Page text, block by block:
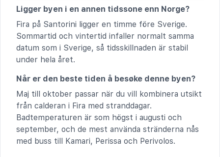
Ligger byen i en annen tidssone enn Norge?
Fira på Santorini ligger en timme före Sverige.
Sommartid och vintertid infaller normalt samma
datum som i Sverige, så tidsskillnaden är stabil
under hela året.
Når er den beste tiden å besøke denne byen?
Maj till oktober passar när du vill kombinera utsikt
från calderan i Fira med stranddagar.
Badtemperaturen är som högst i augusti och
september, och de mest använda stränderna nås
med buss till Kamari, Perissa och Perivolos.